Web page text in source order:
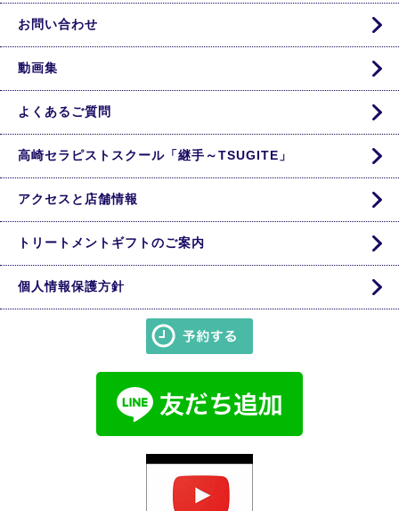
お問い合わせ
動画集
よくあるご質問
高崎セラピストスクール「継手～TSUGITE」
アクセスと店舗情報
トリートメントギフトのご案内
個人情報保護方針